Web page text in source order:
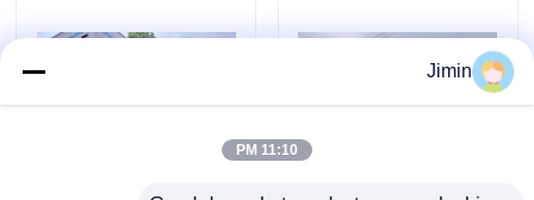
درخواست نقل قول
کامیون کمپرسی سنگین
Jimin
11:10 PM